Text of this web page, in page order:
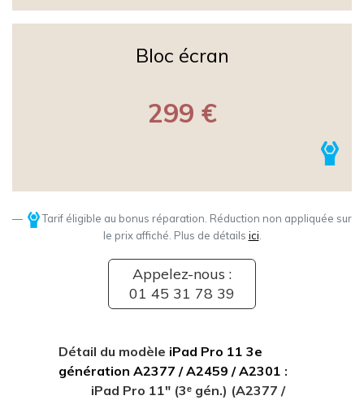
Bloc écran
299 €
Tarif éligible au bonus réparation. Réduction non appliquée sur
le prix affiché. Plus de détails ici
Appelez-nous :
01 45 31 78 39
Détail du modèle iPad Pro 11 3e
génération A2377 / A2459 / A2301 :
iPad Pro 11" (3ᵉ gén.) (A2377 /